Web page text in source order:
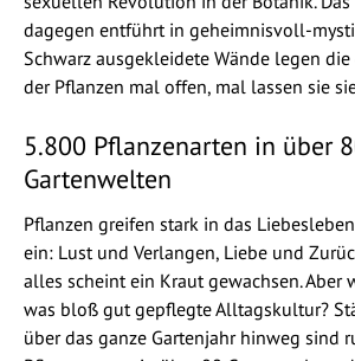
dagegen entführt in geheimnisvoll-
Schwarz ausgekleidete Wände legen
der Pflanzen mal offen, mal lassen sie
5.800 Pflanzenarten in über
Gartenwelten
Pflanzen greifen stark in das
ein: Lust und Verlangen, Liebe und
alles scheint ein Kraut gewachsen. Aber
was bloß gut gepflegte Alltagskultur?
über das ganze Gartenjahr hinweg sind